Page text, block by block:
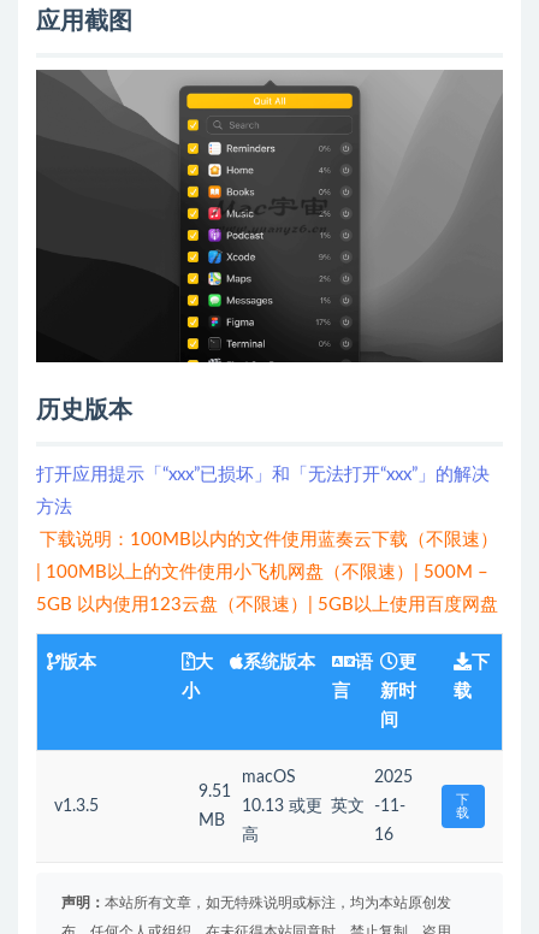
应用截图
历史版本
打开应用提示「“xxx”已损坏」和「无法打开“xxx”」的解决
方法
下载说明：100MB以内的文件使用蓝奏云下载（不限速）
| 100MB以上的文件使用小飞机网盘（不限速）| 500M –
5GB 以内使用123云盘（不限速）| 5GB以上使用百度网盘
版本
大
小
系统版本
语
言
更
新时
间
下
载
v1.3.5
9.51
MB
macOS
10.13 或更
高
英文
2025
-11-
16
下
载
声明： 本站所有文章，如无特殊说明或标注，均为本站原创发